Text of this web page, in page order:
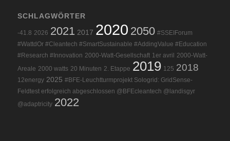
SCHLAGWÖRTER
-41.8 2026 2021 2017 2020 2050 #SSEIForum
#WattdOr #Cleantech #SmartSustainable #AddingValue #Education
#Research #Innovation 2000-Watt-Gesellschaft 1er avril 2000-Watt-
Areale 2000 watts 20 Minuten 2. Etappe 2019 125 2018
12energy 2025 #BFE-Leuchtturmprojekt Sologrid: GridSense-
Feldtest erfolgreich abgeschlossen @BFEcleantech @landisgyr
@adaptricity 2022